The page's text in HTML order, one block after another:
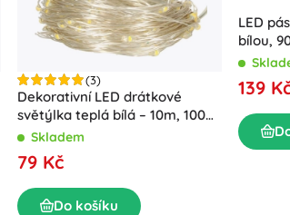
(3)
Dekorativní LED drátkové
světýlka teplá bílá – 10m, 100
LEDSkladem
79 Kč
Do košíku
LED
bílou,
139